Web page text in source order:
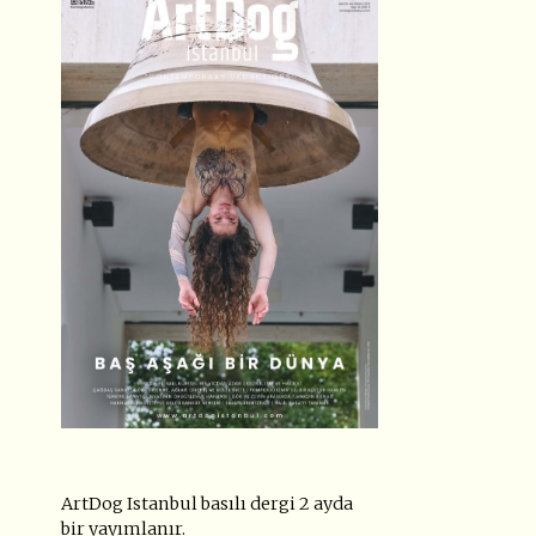
ArtDog Istanbul basılı dergi 2 ayda
bir yayımlanır.